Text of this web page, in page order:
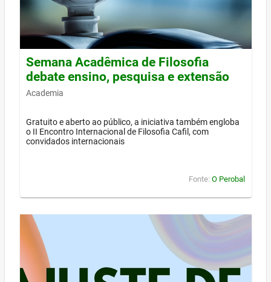
Semana Acadêmica de Filosofia
debate ensino, pesquisa e extensão
Academia
Gratuito e aberto ao público, a iniciativa também engloba
o II Encontro Internacional de Filosofia Cafil, com
convidados internacionais
Fonte: O Perobal